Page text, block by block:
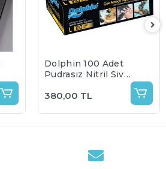
Dolphin 100 Adet
Pudrasız Nitril Siyah
380,00 TL